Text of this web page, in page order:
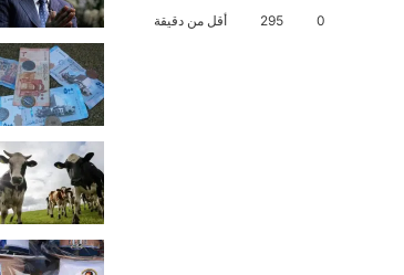
0
295 أقل من دقيقة